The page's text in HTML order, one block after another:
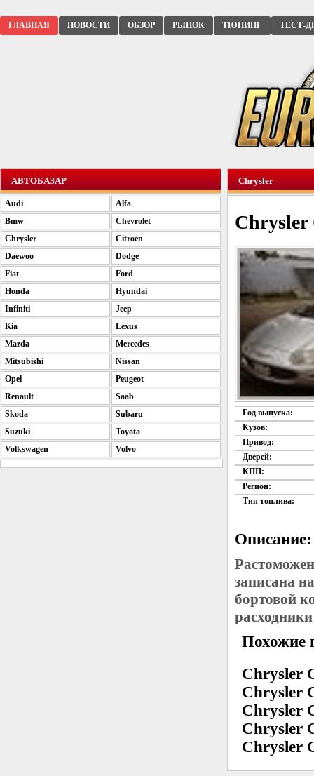
ГЛАВНАЯ НОВОСТИ ОБЗОР РЫНОК ТЮНИНГ ТЕСТ-
Chrysler
Chrysler
Год выпуска:
Кузов:
Привод:
Дверей:
КПП:
Регион:
Тип топлива:
Описание:
записана
бортовой
Похожие
Chrysler
Chrysler
Chrysler
Chrysler
Chrysler
АВТОБАЗАР
Audi
Alfa
Bmw
Chevrolet
Chrysler
Citroen
Daewoo
Dodge
Fiat
Ford
Honda
Hyundai
Infiniti
Jeep
Kia
Lexus
Mazda
Mercedes
Mitsubishi
Nissan
Opel
Peugeot
Renault
Saab
Skoda
Subaru
Suzuki
Toyota
Volkswagen
Volvo